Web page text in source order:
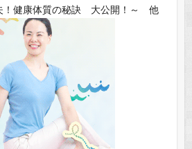
！健康体質の秘訣 大公開！～ 他